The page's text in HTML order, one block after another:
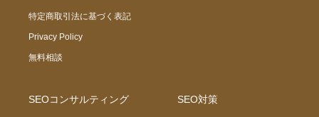
特定商取引法に基づく表記
Privacy Policy
無料相談
SEOコンサルティング SEO対策